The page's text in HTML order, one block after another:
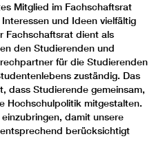
Mitglied im Fachschaftsrat
und Ideen vielfältig
Fachschaftsrat dient als
den Studierenden und
für die Studierenden
zuständig. Das
dass Studierende gemeinsam,
Hochschulpolitik mitgestalten.
damit unsere
berücksichtigt